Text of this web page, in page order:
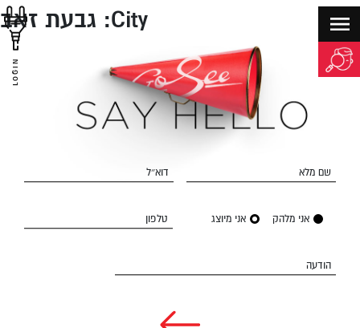
LOGIN
City: גבעת זאב
שם מלא דוא״ל
אני מלהק אני מיוצג טלפון
הודעה